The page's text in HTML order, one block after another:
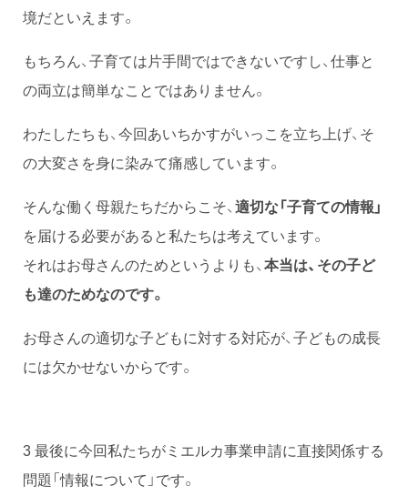
境だといえます。
もちろん、子育ては片手間ではできないですし、仕事と
の両立は簡単なことではありません。
わたしたちも、今回あいちかすがいっこを立ち上げ、そ
の大変さを身に染みて痛感しています。
そんな働く母親たちだからこそ、 適切な「子育ての情報」
を届ける必要があると私たちは考えています。
それはお母さんのためというよりも、 本当は、その子ど
も達のためなのです。
お母さんの適切な子どもに対する対応が、子どもの成長
には欠かせないからです。
3 最後に今回私たちがミエルカ事業申請に直接関係する
問題「情報について」です。